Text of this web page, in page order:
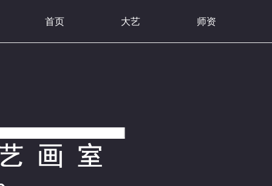
首页 大艺 师资